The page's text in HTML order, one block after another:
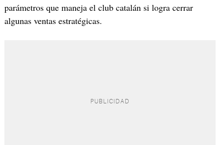
parámetros que maneja el club catalán si logra cerrar
algunas ventas estratégicas.